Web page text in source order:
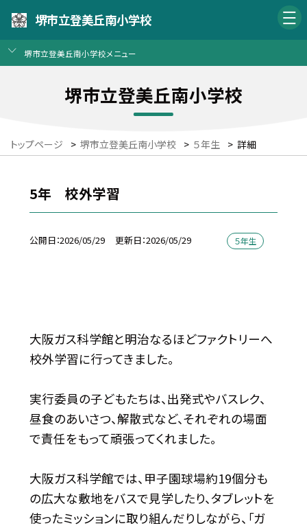
堺市立登美丘南小学校
堺市立登美丘南小学校メニュー
堺市立登美丘南小学校
トップページ > 堺市立登美丘南小学校 > ５年生 > 詳細
5年 校外学習
公開日 2026/05/29 更新日 2026/05/29 ５年生
大阪ガス科学館と明治なるほどファクトリーへ
校外学習に行ってきました。
実行委員の子どもたちは、出発式やバスレク、
昼食のあいさつ、解散式など、それぞれの場面
で責任をもって頑張ってくれました。
大阪ガス科学館では、甲子園球場約19個分も
の広大な敷地をバスで見学したり、タブレットを
使ったミッションに取り組んだりしながら、「ガ